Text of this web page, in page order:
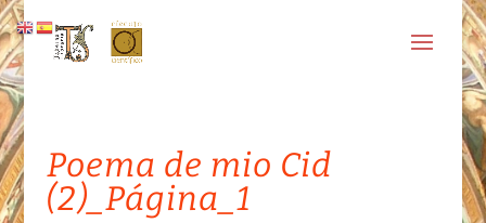
Poema de mio Cid
(2)_Página_1